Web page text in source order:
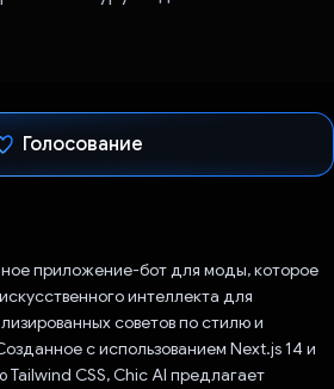
Голосование
приложение-бот для моды, которое
интеллекта для
советов по стилю и
с использованием Next.js 14 и
CSS, Chic AI предлагает